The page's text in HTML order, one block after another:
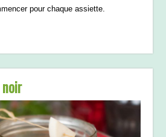
pour chaque assiette.